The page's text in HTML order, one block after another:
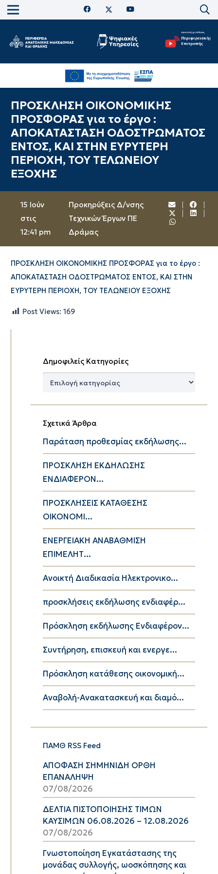
ΠΡΟΣΚΛΗΣΗ ΟΙΚΟΝΟΜΙΚΗΣ
ΠΡΟΣΦΟΡΑΣ για το έργο :
ΑΠΟΚΑΤΑΣΤΑΣΗ ΟΔΟΣΤΡΩΜΑΤΟΣ
ΕΝΤΟΣ, ΚΑΙ ΣΤΗΝ ΕΥΡΥΤΕΡΗ
ΠΕΡΙΟΧΗ, ΤΟΥ ΤΕΛΩΝΕΙΟΥ
ΕΞΟΧΗΣ
15 Ιούν
στις
12:41 pm
Προκηρύξεις Δ/νσης
Τεχνικών Έργων ΠΕ
Δράμας
ΠΡΟΣΚΛΗΣΗ ΟΙΚΟΝΟΜΙΚΗΣ ΠΡΟΣΦΟΡΑΣ για το έργο :
ΑΠΟΚΑΤΑΣΤΑΣΗ ΟΔΟΣΤΡΩΜΑΤΟΣ ΕΝΤΟΣ, ΚΑΙ ΣΤΗΝ
ΕΥΡΥΤΕΡΗ ΠΕΡΙΟΧΗ, ΤΟΥ ΤΕΛΩΝΕΙΟΥ ΕΞΟΧΗΣ
Post Views: 169
Δημοφιλείς Κατηγορίες
Δημοφιλείς
Σχετικά Άρθρα
Παράταση προθεσμίας εκδήλωσης...
ΠΡΟΣΚΛΗΣΗ ΕΚΔΗΛΩΣΗΣ
ΕΝΔΙΑΦΕΡΟΝ...
ΠΡΟΣΚΛΗΣΕΙΣ ΚΑΤΑΘΕΣΗΣ
ΟΙΚΟΝΟΜΙ...
ΕΝΕΡΓΕΙΑΚΗ ΑΝΑΒΑΘΜΙΣΗ
ΕΠΙΜΕΛΗΤ...
Ανοικτή Διαδικασία Ηλεκτρονικο...
προσκλήσεις εκδήλωσης ενδιαφέρ...
Πρόσκληση εκδήλωσης Ενδιαφέρον...
Συντήρηση, επισκευή και ενεργε...
Πρόσκληση κατάθεσης οικονομική...
Αναβολή-Ανακατασκευή και διαμό...
ΠΑΜΘ RSS Feed
ΑΠΟΦΑΣΗ ΣΗΜΗΝΙΔΗ ΟΡΘΗ
ΕΠΑΝΑΛΗΨΗ
07/08/2026
ΔΕΛΤΙΑ ΠΙΣΤΟΠΟΙΗΣΗΣ ΤΙΜΩΝ
ΚΑΥΣΙΜΩΝ 06.08.2026 – 12.08.2026
07/08/2026
Γνωστοποίηση Εγκατάστασης της
μονάδας συλλογής, ωοσκόπησης και